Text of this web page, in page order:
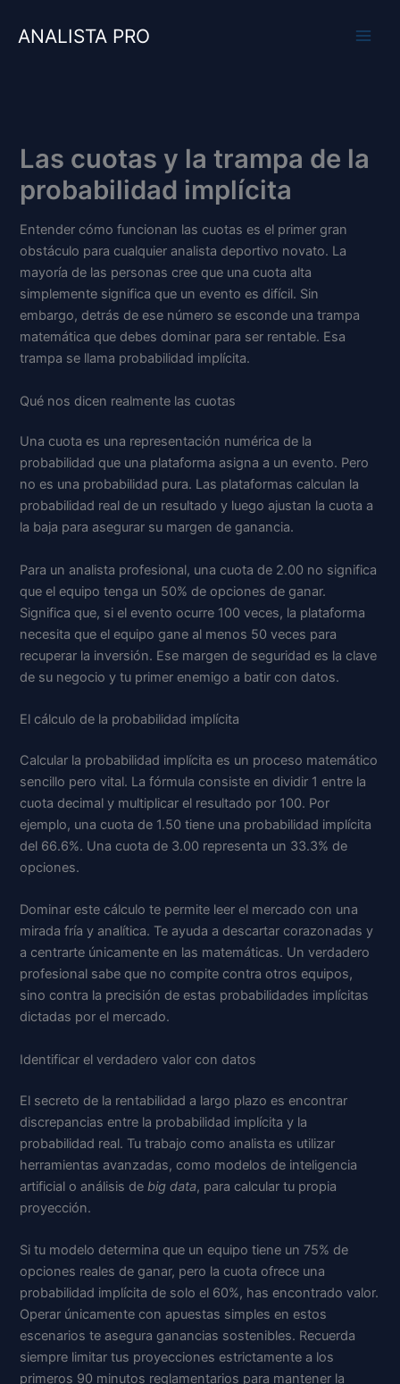
ANALISTA PRO
Las cuotas y la trampa de la
probabilidad implícita
Entender cómo funcionan las cuotas es el primer gran
obstáculo para cualquier analista deportivo novato. La
mayoría de las personas cree que una cuota alta
simplemente significa que un evento es difícil. Sin
embargo, detrás de ese número se esconde una trampa
matemática que debes dominar para ser rentable. Esa
trampa se llama probabilidad implícita.
Qué nos dicen realmente las cuotas
Una cuota es una representación numérica de la
probabilidad que una plataforma asigna a un evento. Pero
no es una probabilidad pura. Las plataformas calculan la
probabilidad real de un resultado y luego ajustan la cuota a
la baja para asegurar su margen de ganancia.
Para un analista profesional, una cuota de 2.00 no significa
que el equipo tenga un 50% de opciones de ganar.
Significa que, si el evento ocurre 100 veces, la plataforma
necesita que el equipo gane al menos 50 veces para
recuperar la inversión. Ese margen de seguridad es la clave
de su negocio y tu primer enemigo a batir con datos.
El cálculo de la probabilidad implícita
Calcular la probabilidad implícita es un proceso matemático
sencillo pero vital. La fórmula consiste en dividir 1 entre la
cuota decimal y multiplicar el resultado por 100. Por
ejemplo, una cuota de 1.50 tiene una probabilidad implícita
del 66.6%. Una cuota de 3.00 representa un 33.3% de
opciones.
Dominar este cálculo te permite leer el mercado con una
mirada fría y analítica. Te ayuda a descartar corazonadas y
a centrarte únicamente en las matemáticas. Un verdadero
profesional sabe que no compite contra otros equipos,
sino contra la precisión de estas probabilidades implícitas
dictadas por el mercado.
Identificar el verdadero valor con datos
El secreto de la rentabilidad a largo plazo es encontrar
discrepancias entre la probabilidad implícita y la
probabilidad real. Tu trabajo como analista es utilizar
herramientas avanzadas, como modelos de inteligencia
artificial o análisis de big data, para calcular tu propia
proyección.
Si tu modelo determina que un equipo tiene un 75% de
opciones reales de ganar, pero la cuota ofrece una
probabilidad implícita de solo el 60%, has encontrado valor.
Operar únicamente con apuestas simples en estos
escenarios te asegura ganancias sostenibles. Recuerda
siempre limitar tus proyecciones estrictamente a los
primeros 90 minutos reglamentarios para mantener la